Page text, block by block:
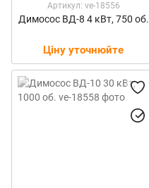
Артикул: ve-18556
Димосос ВД-8 4 кВт, 750 об.
Ціну уточнюйте